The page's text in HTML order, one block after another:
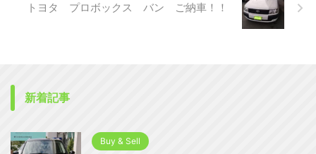
トヨタ プロボックス バン ご納車！！
新着記事
Buy & Sell